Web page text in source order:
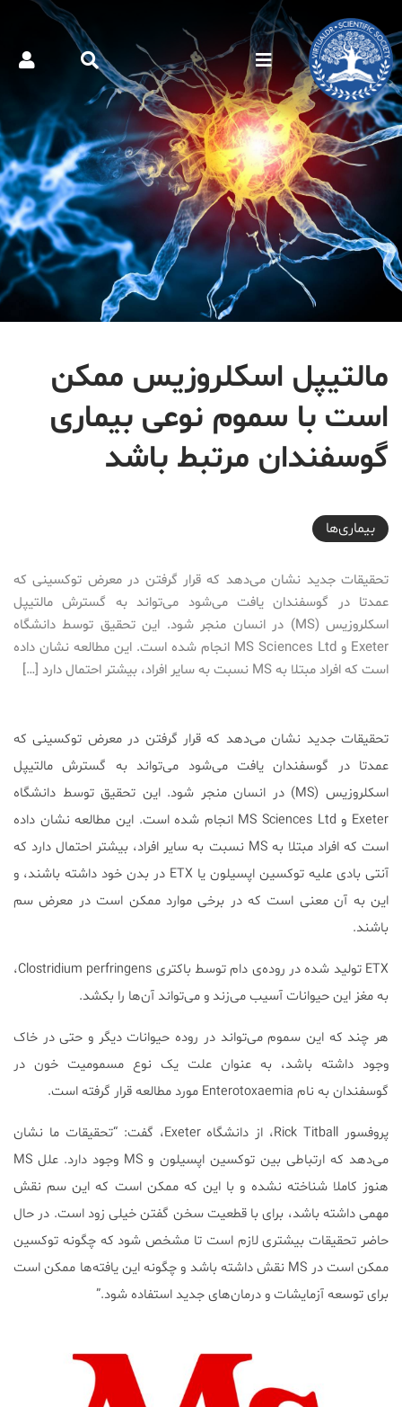
مالتیپل اسکلروزیس ممکن
است با سموم نوعی بیماری
گوسفندان مرتبط باشد
2018-04-23T20:41:36+04:30
بیماری‌ها
تحقیقات جدید نشان می‌دهد که قرار گرفتن در معرض توکسینی که
عمدتا در گوسفندان یافت می‌شود می‌تواند به گسترش مالتیپل
اسکلروزیس (MS) در انسان منجر شود. این تحقیق توسط دانشگاه
Exeter و MS Sciences Ltd انجام شده است. این مطالعه نشان داده
است که افراد مبتلا به MS نسبت به سایر افراد، بیشتر احتمال دارد […]
تحقیقات جدید نشان می‌دهد که قرار گرفتن در معرض توکسینی که
عمدتا در گوسفندان یافت می‌شود می‌تواند به گسترش مالتیپل
اسکلروزیس (MS) در انسان منجر شود.
این تحقیق توسط دانشگاه
Exeter و MS Sciences Ltd انجام شده است. این مطالعه نشان داده
است که افراد مبتلا به MS نسبت به سایر افراد، بیشتر احتمال دارد که
آنتی بادی علیه توکسین اپسیلون یا ETX در بدن خود داشته باشند، و
این به آن معنی است که در برخی موارد ممکن است در معرض سم
باشند.
ETX تولید شده در روده‌ی دام توسط باکتری Clostridium perfringens،
به مغز این حیوانات آسیب می‌زند و می‌تواند آن‌ها را بکشد.
هر چند که این سموم می‌تواند در روده حیوانات دیگر و حتی در خاک
وجود داشته باشد، به عنوان علت یک نوع مسمومیت خون در
گوسفندان به نام Enterotoxaemia مورد مطالعه قرار گرفته است.
پروفسور Rick Titball، از دانشگاه Exeter، گفت: “تحقیقات ما نشان
می‌دهد که ارتباطی بین توکسین اپسیلون و MS وجود دارد. علل MS
هنوز کاملا شناخته نشده و با این که ممکن است که این سم نقش
مهمی داشته باشد، برای با قطعیت سخن گفتن خیلی زود است. در حال
حاضر تحقیقات بیشتری لازم است تا مشخص شود که چگونه توکسین
ممکن است در MS نقش داشته باشد و چگونه این یافته‌ها ممکن است
برای توسعه آزمایشات و درمان‌های جدید استفاده شود.”